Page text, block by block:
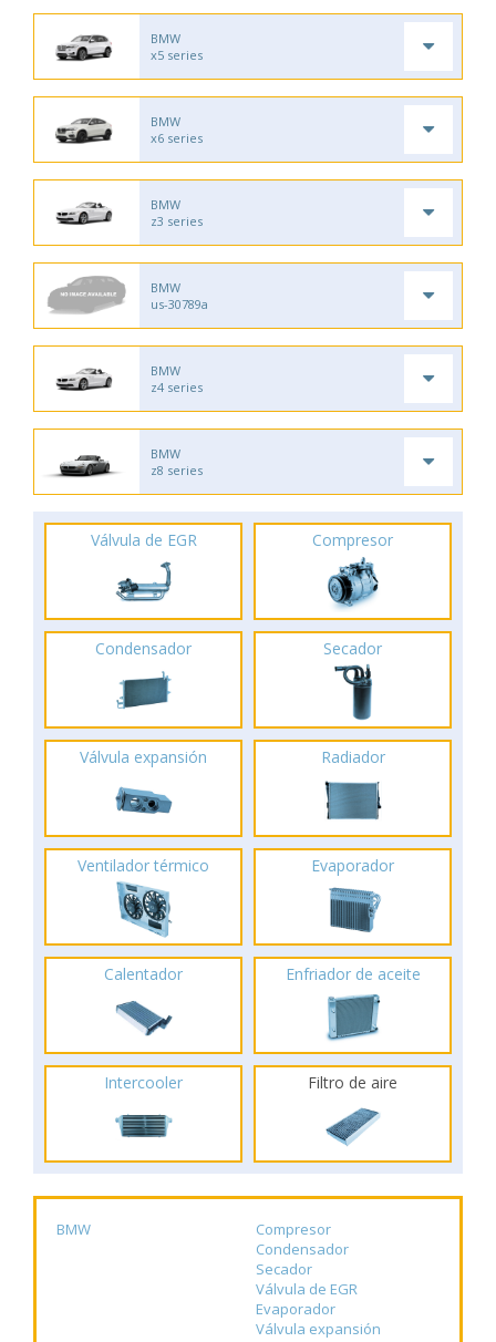
BMW
x5 series
BMW
x6 series
BMW
z3 series
BMW
us-30789a
BMW
z4 series
BMW
z8 series
Válvula de EGR Compresor
Condensador Secador
Válvula expansión Radiador
Ventilador térmico Evaporador
Calentador Enfriador de aceite
Intercooler Filtro de aire
BMW
Compresor
Condensador
Secador
Válvula de EGR
Evaporador
Válvula expansión